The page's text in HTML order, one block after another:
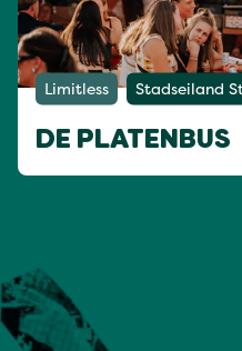
Limitless Stadseiland
DE PLATENBUS